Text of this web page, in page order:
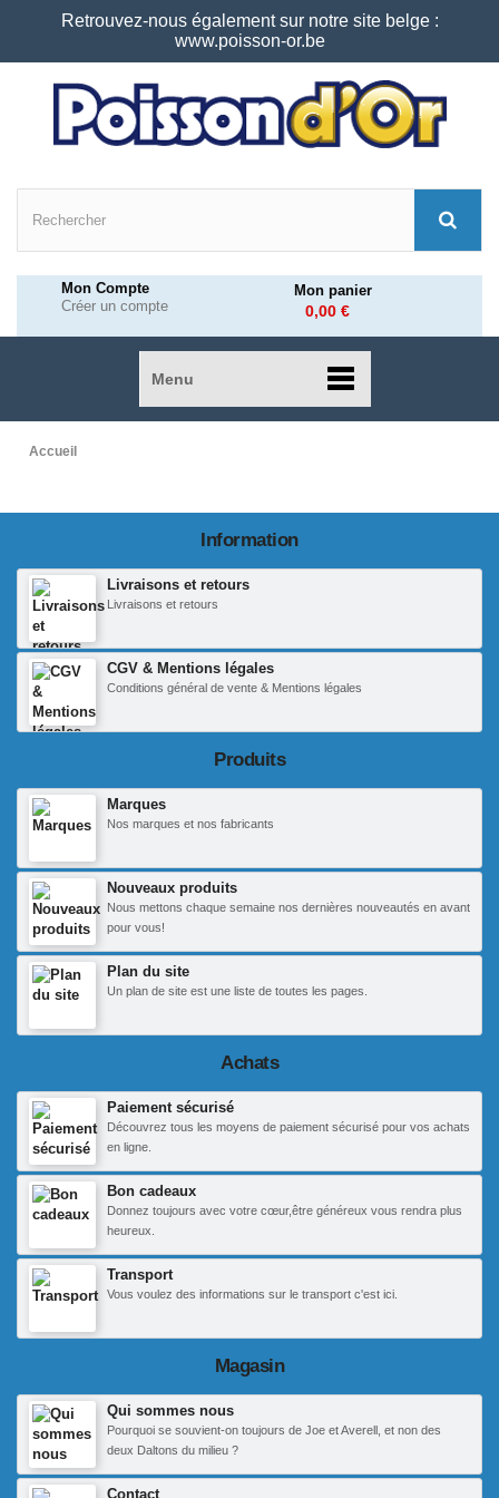
Retrouvez-nous également sur notre site belge :
www.poisson-or.be
Mon Compte
Créer un compte
Mon panier
0,00 €
Menu
Accueil
Information
Livraisons et retours
Livraisons et retours
CGV & Mentions légales
Conditions général de vente & Mentions légales
Produits
Marques
Nos marques et nos fabricants
Nouveaux produits
Nous mettons chaque semaine nos dernières nouveautés en avant
pour vous!
Plan du site
Un plan de site est une liste de toutes les pages.
Achats
Paiement sécurisé
Découvrez tous les moyens de paiement sécurisé pour vos achats
en ligne.
Bon cadeaux
Donnez toujours avec votre cœur,être généreux vous rendra plus
heureux.
Transport
Vous voulez des informations sur le transport c'est ici.
Magasin
Qui sommes nous
Pourquoi se souvient-on toujours de Joe et Averell, et non des
deux Daltons du milieu ?
Contact